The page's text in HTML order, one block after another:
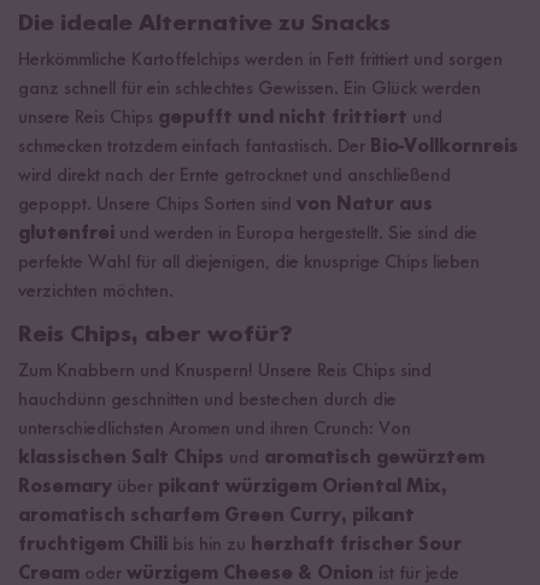
Die ideale Alternative zu Snacks
Herkömmliche Kartoffelchips werden in Fett frittiert und sorgen
ganz schnell für ein schlechtes Gewissen. Ein Glück werden
unsere Reis Chips gepufft und nicht frittiert und
schmecken trotzdem einfach fantastisch. Der Bio-Vollkornreis
wird direkt nach der Ernte getrocknet und anschließend
gepoppt. Unsere Chips Sorten sind von Natur aus
glutenfrei und werden in Europa hergestellt. Sie sind die
perfekte Wahl für all diejenigen, die knusprige Chips lieben
verzichten möchten.
Reis Chips, aber wofür?
Zum Knabbern und Knuspern! Unsere Reis Chips sind
hauchdünn geschnitten und bestechen durch die
unterschiedlichsten Aromen und ihren Crunch: Von
klassischen Salt Chips und aromatisch gewürztem
Rosemary über pikant würzigem Oriental Mix,
aromatisch scharfem Green Curry, pikant
fruchtigem Chili bis hin zu herzhaft frischer Sour
Cream oder würzigem Cheese & Onion ist für jede